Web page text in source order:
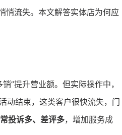
悄流失。本文解答实体店为何应
”提升营业额。但实际操作中，
动结束，这类客户很快流失，门
投诉多、差评多，增加服务成